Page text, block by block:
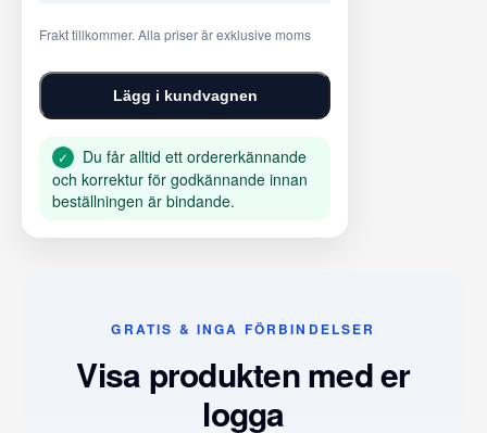
Frakt tillkommer. Alla priser är exklusive moms
Lägg i kundvagnen
✓
Du får alltid ett ordererkännande
och korrektur för godkännande innan
beställningen är bindande.
GRATIS & INGA FÖRBINDELSER
Visa produkten med er
logga